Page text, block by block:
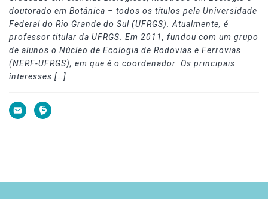
doutorado em Botânica – todos os títulos pela Universidade
Federal do Rio Grande do Sul (UFRGS). Atualmente, é
professor titular da UFRGS. Em 2011, fundou com um grupo
de alunos o Núcleo de Ecologia de Rodovias e Ferrovias
(NERF-UFRGS), em que é o coordenador. Os principais
interesses […]